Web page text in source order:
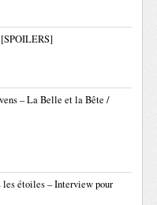
– La Belle et la Bête /
les étoiles – Interview pour